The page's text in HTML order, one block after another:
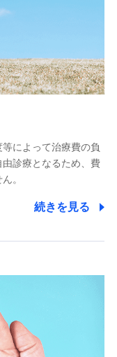
会社
個人情報
社と取引のあるも
社の保険その他に
たそれらに付帯、関
案内、提供するため
り、取得した個人
ービスをご提案す
ます。）
務を行うため
を行うため
報
もしくは委託を受
に関する情報を提
によって治療費の負
診療となるため、費
。
続きを見る